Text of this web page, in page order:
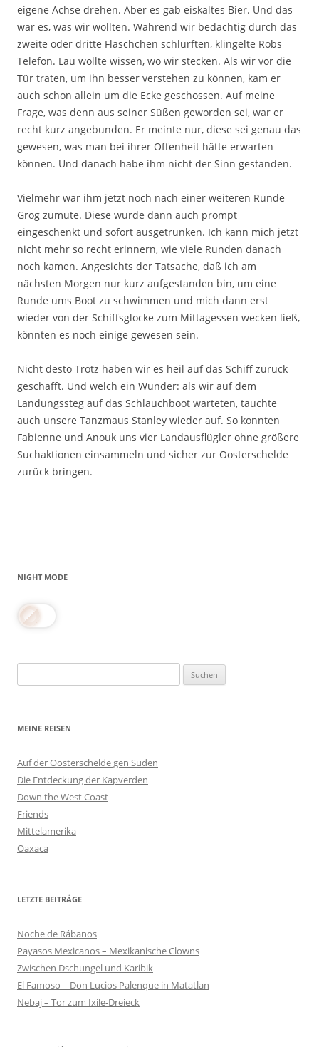
eigene Achse drehen. Aber es gab eiskaltes Bier. Und das
war es, was wir wollten. Während wir bedächtig durch das
zweite oder dritte Fläschchen schlürften, klingelte Robs
Telefon. Lau wollte wissen, wo wir stecken. Als wir vor die
Tür traten, um ihn besser verstehen zu können, kam er
auch schon allein um die Ecke geschossen. Auf meine
Frage, was denn aus seiner Süßen geworden sei, war er
recht kurz angebunden. Er meinte nur, diese sei genau das
gewesen, was man bei ihrer Offenheit hätte erwarten
können. Und danach habe ihm nicht der Sinn gestanden.
Vielmehr war ihm jetzt noch nach einer weiteren Runde
Grog zumute. Diese wurde dann auch prompt
eingeschenkt und sofort ausgetrunken. Ich kann mich jetzt
nicht mehr so recht erinnern, wie viele Runden danach
noch kamen. Angesichts der Tatsache, daß ich am
nächsten Morgen nur kurz aufgestanden bin, um eine
Runde ums Boot zu schwimmen und mich dann erst
wieder von der Schiffsglocke zum Mittagessen wecken ließ,
könnten es noch einige gewesen sein.
Nicht desto Trotz haben wir es heil auf das Schiff zurück
geschafft. Und welch ein Wunder: als wir auf dem
Landungssteg auf das Schlauchboot warteten, tauchte
auch unsere Tanzmaus Stanley wieder auf. So konnten
Fabienne und Anouk uns vier Landausflügler ohne größere
Suchaktionen einsammeln und sicher zur Oosterschelde
zurück bringen.
NIGHT MODE
nach:
MEINE REISEN
Auf der Oosterschelde gen Süden
Die Entdeckung der Kapverden
Down the West Coast
Friends
Mittelamerika
Oaxaca
LETZTE BEITRÄGE
Noche de Rábanos
Payasos Mexicanos – Mexikanische Clowns
Zwischen Dschungel und Karibik
El Famoso – Don Lucios Palenque in Matatlan
Nebaj – Tor zum Ixile-Dreieck